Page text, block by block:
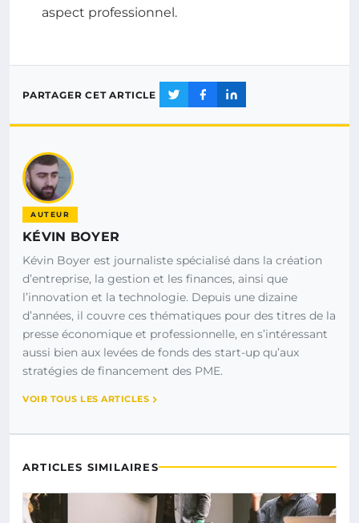
aspect professionnel.
PARTAGER CET ARTICLE
AUTEUR
KÉVIN BOYER
Kévin Boyer est journaliste spécialisé dans la création
d’entreprise, la gestion et les finances, ainsi que
l’innovation et la technologie. Depuis une dizaine
d’années, il couvre ces thématiques pour des titres de la
presse économique et professionnelle, en s’intéressant
aussi bien aux levées de fonds des start-up qu’aux
stratégies de financement des PME.
VOIR TOUS LES ARTICLES
ARTICLES SIMILAIRES